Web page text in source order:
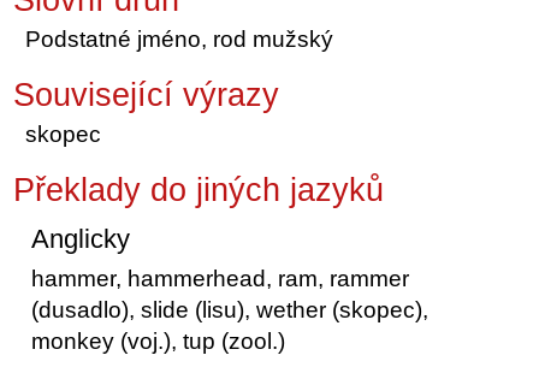
Podstatné jméno, rod mužský
Související výrazy
skopec
Překlady do jiných jazyků
Anglicky
hammer, hammerhead, ram, rammer
(dusadlo), slide (lisu), wether (skopec),
monkey (voj.), tup (zool.)